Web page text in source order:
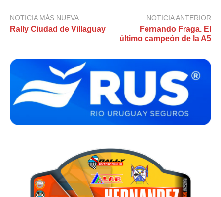
NOTICIA MÁS NUEVA
Rally Ciudad de Villaguay
NOTICIA ANTERIOR
Fernando Fraga. El
último campeón de la A5